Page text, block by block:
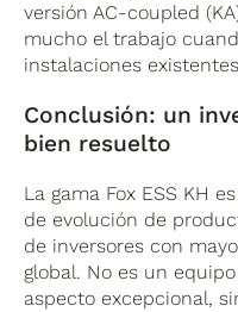
versión AC-coupled
mucho el trabajo
instalaciones
Conclusión: un
bien resuelto
La gama Fox ESS KH
de evolución de
de inversores con
global. No es un
aspecto excepcional,